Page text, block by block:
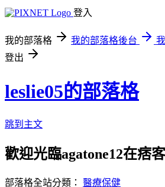
登入
我的部落格 我的部落格後台
登出
leslie05的部落格
跳到主文
歡迎光臨agatone12在痞
部落格全站分類： 醫療保健